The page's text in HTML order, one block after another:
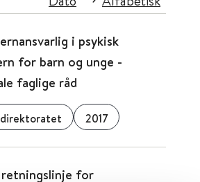
i psykisk
for barn og unge -
faglige råd
2017
for